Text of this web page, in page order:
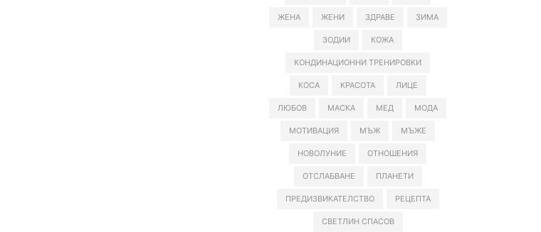
ЖЕНА ЖЕНИ ЗДРАВЕ ЗИМА
ЗОДИИ КОЖА
КОНДИНАЦИОННИ ТРЕНИРОВКИ
КОСА КРАСОТА ЛИЦЕ
ЛЮБОВ МАСКА МЕД МОДА
МОТИВАЦИЯ МЪЖ МЪЖЕ
НОВОЛУНИЕ ОТНОШЕНИЯ
ОТСЛАБВАНЕ ПЛАНЕТИ
ПРЕДИЗВИКАТЕЛСТВО РЕЦЕПТА
СВЕТЛИН СПАСОВ